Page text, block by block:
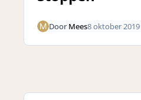
DoorMees8 oktober 2019